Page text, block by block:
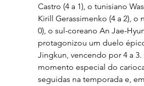
Castro (4 a 1), o tunisiano
Kirill Gerassimenko (4 a 2),
0), o sul-coreano An Jae-
protagonizou um duelo
Jingkun, vencendo por 4 a
momento especial do
seguidas na temporada e,